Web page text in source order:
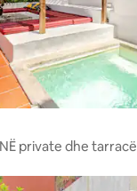
private dhe tarracë